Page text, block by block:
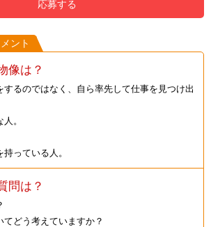
応募する
ント
像は？
するのではなく、自ら率先して仕事を見つけ出
。
っている人。
問は？
てどう考えていますか？